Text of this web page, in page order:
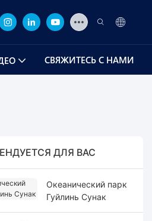
СВЯЖИТЕСЬ С НАМИ
ДЛЯ ВАС
Океанический парк
Гуйлинь Сунак